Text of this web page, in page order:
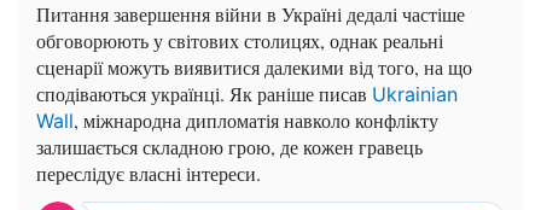
Питання завершення війни в Україні дедалі частіше
обговорюють у світових столицях, однак реальні
сценарії можуть виявитися далекими від того, на що
сподіваються українці. Як раніше писав Ukrainian
Wall, міжнародна дипломатія навколо конфлікту
залишається складною грою, де кожен гравець
переслідує власні інтереси.